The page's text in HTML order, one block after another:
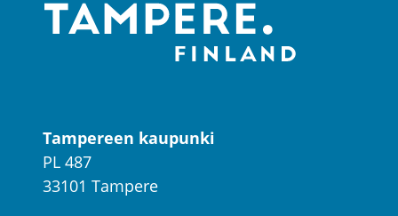
Tampereen kaupunki
PL 487
33101 Tampere